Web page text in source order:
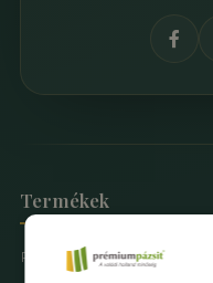
Termékek
Prémium Pázsit® Műfüvek